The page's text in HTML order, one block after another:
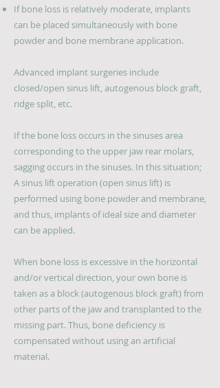
If bone loss is relatively moderate, implants
can be placed simultaneously with bone
powder and bone membrane application.
Advanced implant surgeries include
closed/open sinus lift, autogenous block graft,
ridge split, etc.
If the bone loss occurs in the sinuses area
corresponding to the upper jaw rear molars,
sagging occurs in the sinuses. In this situation;
A sinus lift operation (open sinus lift) is
performed using bone powder and membrane,
and thus, implants of ideal size and diameter
can be applied.
When bone loss is excessive in the horizontal
and/or vertical direction, your own bone is
taken as a block (autogenous block graft) from
other parts of the jaw and transplanted to the
missing part. Thus, bone deficiency is
compensated without using an artificial
material.